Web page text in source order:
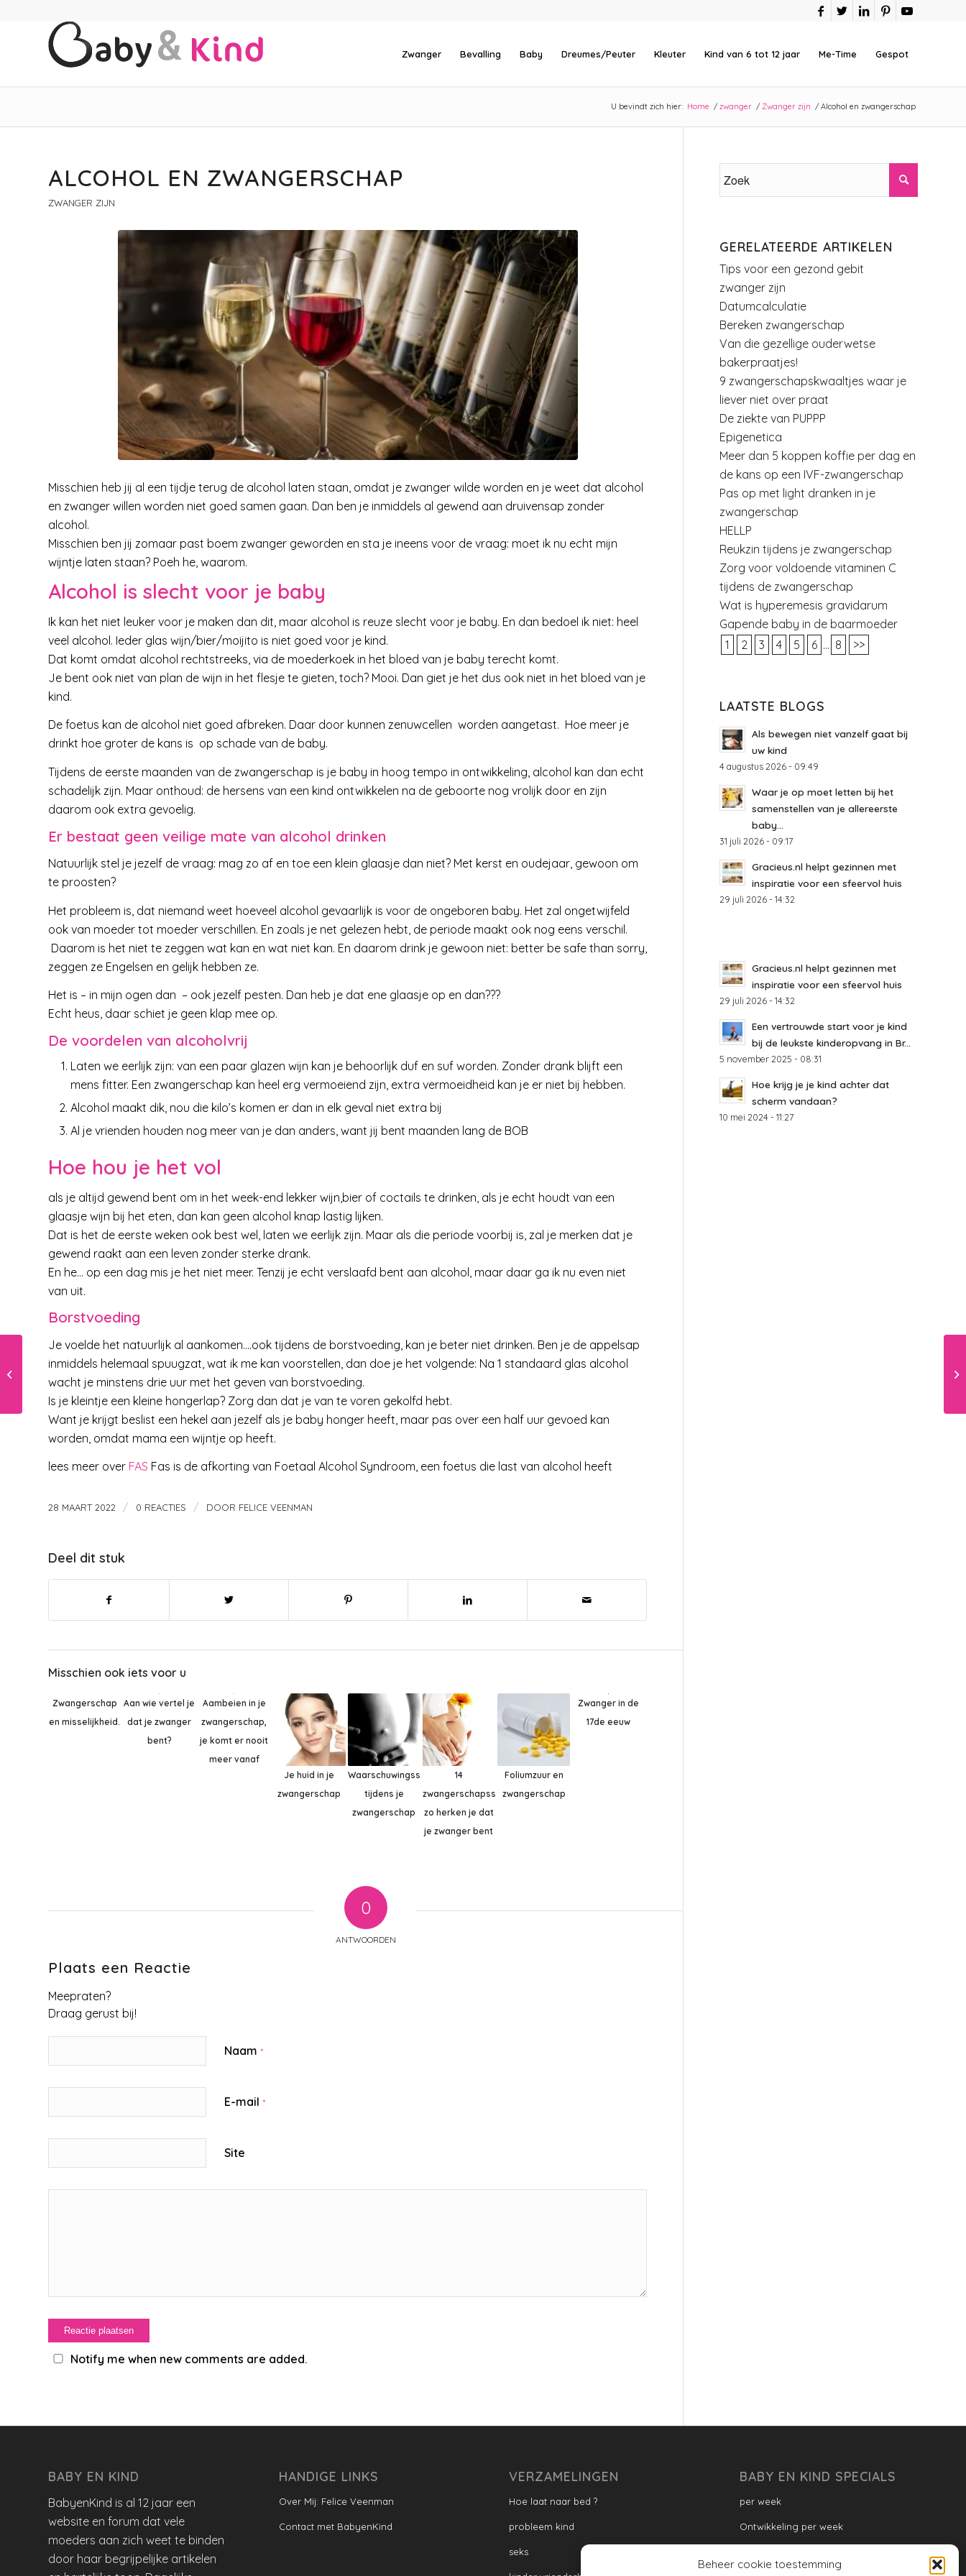
Beheer cookie toestemming
Zwanger Bevalling Baby Dreumes/Peuter Kleuter Kind van 6 tot 12 jaar Me-Time Gespot
U bevindt zich hier: Home / zwanger / Zwanger zijn / Alcohol en zwangerschap
ALCOHOL EN ZWANGERSCHAP
ZWANGER ZIJN
Misschien heb jij al een tijdje terug de alcohol laten staan, omdat je zwanger wilde worden en je weet dat alcohol
en zwanger willen worden niet goed samen gaan. Dan ben je inmiddels al gewend aan druivensap zonder
alcohol.
Misschien ben jij zomaar past boem zwanger geworden en sta je ineens voor de vraag: moet ik nu echt mijn
wijntje laten staan? Poeh he, waarom.
Alcohol is slecht voor je baby
Ik kan het niet leuker voor je maken dan dit, maar alcohol is reuze slecht voor je baby. En dan bedoel ik niet: heel
veel alcohol. Ieder glas wijn/bier/moijito is niet goed voor je kind.
Dat komt omdat alcohol rechtstreeks, via de moederkoek in het bloed van je baby terecht komt.
Je bent ook niet van plan de wijn in het flesje te gieten, toch? Mooi. Dan giet je het dus ook niet in het bloed van je
kind.
De foetus kan de alcohol niet goed afbreken. Daar door kunnen zenuwcellen worden aangetast. Hoe meer je
drinkt hoe groter de kans is op schade van de baby.
Tijdens de eerste maanden van de zwangerschap is je baby in hoog tempo in ontwikkeling, alcohol kan dan echt
schadelijk zijn. Maar onthoud: de hersens van een kind ontwikkelen na de geboorte nog vrolijk door en zijn
daarom ook extra gevoelig.
Er bestaat geen veilige mate van alcohol drinken
Natuurlijk stel je jezelf de vraag: mag zo af en toe een klein glaasje dan niet? Met kerst en oudejaar, gewoon om
te proosten?
Het probleem is, dat niemand weet hoeveel alcohol gevaarlijk is voor de ongeboren baby. Het zal ongetwijfeld
ook van moeder tot moeder verschillen. En zoals je net gelezen hebt, de periode maakt ook nog eens verschil.
Daarom is het niet te zeggen wat kan en wat niet kan. En daarom drink je gewoon niet: better be safe than sorry,
zeggen ze Engelsen en gelijk hebben ze.
Het is – in mijn ogen dan – ook jezelf pesten. Dan heb je dat ene glaasje op en dan???
Echt heus, daar schiet je geen klap mee op.
De voordelen van alcoholvrij
Laten we eerlijk zijn: van een paar glazen wijn kan je behoorlijk duf en suf worden. Zonder drank blijft een
mens fitter. Een zwangerschap kan heel erg vermoeiend zijn, extra vermoeidheid kan je er niet bij hebben.
Alcohol maakt dik, nou die kilo’s komen er dan in elk geval niet extra bij
Al je vrienden houden nog meer van je dan anders, want jij bent maanden lang de BOB
Hoe hou je het vol
als je altijd gewend bent om in het week-end lekker wijn,bier of coctails te drinken, als je echt houdt van een
glaasje wijn bij het eten, dan kan geen alcohol knap lastig lijken.
Dat is het de eerste weken ook best wel, laten we eerlijk zijn. Maar als die periode voorbij is, zal je merken dat je
gewend raakt aan een leven zonder sterke drank.
En he… op een dag mis je het niet meer. Tenzij je echt verslaafd bent aan alcohol, maar daar ga ik nu even niet
van uit.
Borstvoeding
Je voelde het natuurlijk al aankomen….ook tijdens de borstvoeding, kan je beter niet drinken. Ben je de appelsap
inmiddels helemaal spuugzat, wat ik me kan voorstellen, dan doe je het volgende: Na 1 standaard glas alcohol
wacht je minstens drie uur met het geven van borstvoeding.
Is je kleintje een kleine hongerlap? Zorg dan dat je van te voren gekolfd hebt.
Want je krijgt beslist een hekel aan jezelf als je baby honger heeft, maar pas over een half uur gevoed kan
worden, omdat mama een wijntje op heeft.
lees meer over FAS Fas is de afkorting van Foetaal Alcohol Syndroom, een foetus die last van alcohol heeft
28 MAART 2022 / 0 REACTIES / DOOR FELICE VEENMAN
Deel dit stuk
Misschien ook iets voor u
Zwangerschap
en misselijkheid.
Aan wie vertel je
dat je zwanger
bent?
Aambeien in je
zwangerschap,
je komt er nooit
meer vanaf
Je huid in je
zwangerschap
Waarschuwingssignalen
tijdens je
zwangerschap
14
zwangerschapssymptomen,
zo herken je dat
je zwanger bent
Foliumzuur en
zwangerschap
Zwanger in de
17de eeuw
0
ANTWOORDEN
Plaats een Reactie
Meepraten?
Draag gerust bij!
Naam *
E-mail *
Site
Notify me when new comments are added.
GERELATEERDE ARTIKELEN
Tips voor een gezond gebit
zwanger zijn
Datumcalculatie
Bereken zwangerschap
Van die gezellige ouderwetse
bakerpraatjes!
9 zwangerschapskwaaltjes waar je
liever niet over praat
De ziekte van PUPPP
Epigenetica
Meer dan 5 koppen koffie per dag en
de kans op een IVF-zwangerschap
Pas op met light dranken in je
zwangerschap
HELLP
Reukzin tijdens je zwangerschap
Zorg voor voldoende vitaminen C
tijdens de zwangerschap
Wat is hyperemesis gravidarum
Gapende baby in de baarmoeder
1
2 3 4 5 6 ... 8 >>
LAATSTE BLOGS
Als bewegen niet vanzelf gaat bij
uw kind
4 augustus 2026 - 09:49
Waar je op moet letten bij het
samenstellen van je allereerste
baby...
31 juli 2026 - 09:17
Gracieus.nl helpt gezinnen met
inspiratie voor een sfeervol huis
29 juli 2026 - 14:32
Gracieus.nl helpt gezinnen met
inspiratie voor een sfeervol huis
29 juli 2026 - 14:32
Een vertrouwde start voor je kind
bij de leukste kinderopvang in Br...
5 november 2025 - 08:31
Hoe krijg je je kind achter dat
scherm vandaan?
10 mei 2024 - 11:27
BABY EN KIND
BabyenKind is al 12 jaar een
website en forum dat vele
moeders aan zich weet te binden
door haar begrijpelijke artikelen
HANDIGE LINKS
Over Mij: Felice Veenman
Contact met BabyenKind
VERZAMELINGEN
Hoe laat naar bed ?
probleem kind
seks
BABY EN KIND SPECIALS
per week
Ontwikkeling per week
Wat vind jij belangrijk
naam van je kind?